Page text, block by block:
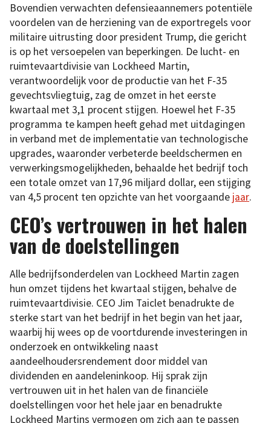
Bovendien verwachten defensieaannemers potentiële
voordelen van de herziening van de exportregels voor
militaire uitrusting door president Trump, die gericht
is op het versoepelen van beperkingen. De lucht- en
ruimtevaartdivisie van Lockheed Martin,
verantwoordelijk voor de productie van het F-35
gevechtsvliegtuig, zag de omzet in het eerste
kwartaal met 3,1 procent stijgen. Hoewel het F-35
programma te kampen heeft gehad met uitdagingen
in verband met de implementatie van technologische
upgrades, waaronder verbeterde beeldschermen en
verwerkingsmogelijkheden, behaalde het bedrijf toch
een totale omzet van 17,96 miljard dollar, een stijging
van 4,5 procent ten opzichte van het voorgaande jaar.
CEO’s vertrouwen in het halen
van de doelstellingen
Alle bedrijfsonderdelen van Lockheed Martin zagen
hun omzet tijdens het kwartaal stijgen, behalve de
ruimtevaartdivisie. CEO Jim Taiclet benadrukte de
sterke start van het bedrijf in het begin van het jaar,
waarbij hij wees op de voortdurende investeringen in
onderzoek en ontwikkeling naast
aandeelhoudersrendement door middel van
dividenden en aandeleninkoop. Hij sprak zijn
vertrouwen uit in het halen van de financiële
doelstellingen voor het hele jaar en benadrukte
Lockheed Martins vermogen om zich aan te passen